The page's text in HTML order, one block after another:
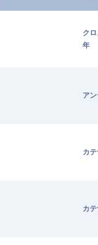
ク
年
ア
カ
カ